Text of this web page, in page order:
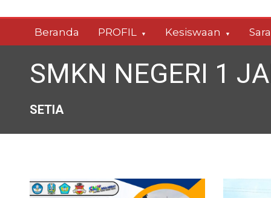
to
Beranda PROFIL Kesiswaan
SMKN NEGERI 1
SETIA